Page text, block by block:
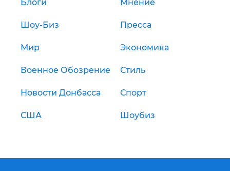
Блоги Мнение
Шоу-Биз Пресса
Мир Экономика
Военное Обозрение Стиль
Новости Донбасса Спорт
США Шоубиз